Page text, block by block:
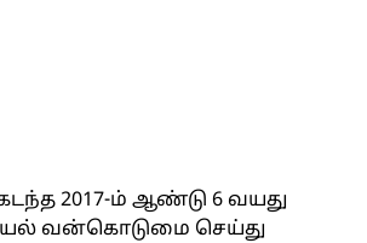
2017-ம் ஆண்டு 6 வயது
வன்கொடுமை செய்து